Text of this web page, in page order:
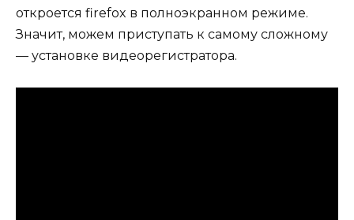
откроется firefox в полноэкранном режиме.
Значит, можем приступать к самому сложному
— установке видеорегистратора.